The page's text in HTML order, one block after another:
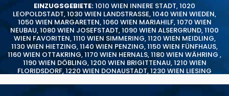
EINZUGSGEBIETE:1010 WIEN INNERE STADT,1020
LEOPOLDSTADT,1030 WIEN LANDSTRASSE,1040 WIEN WIEDEN,
1050 WIEN MARGARETEN,1060 WIEN MARIAHILF,1070 WIEN
NEUBAU,1080 WIEN JOSEFSTADT,1090 WIEN ALSERGRUND,1100
WIEN FAVORITEN,1110 WIEN SIMMERING,1120 WIEN MEIDLING,
1130 WIEN HIETZING,1140 WIEN PENZING,1150 WIEN FÜNFHAUS,
1160 WIEN OTTAKRING,1170 WIEN HERNALS,1180 WIEN WÄHRING ,
1190 WIEN DÖBLING,1200 WIEN BRIGITTENAU,1210 WIEN
FLORIDSDORF,1220 WIEN DONAUSTADT,1230 WIEN LIESING